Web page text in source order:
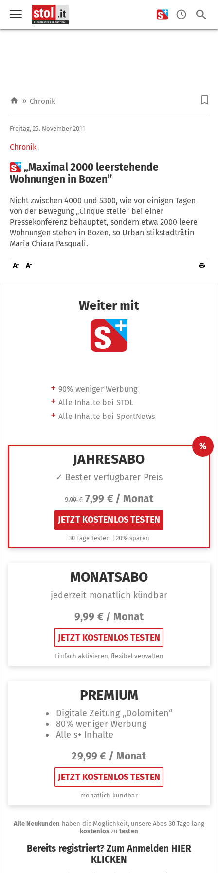
» Chronik
Chronik
Freitag, 25. November 2011
„Maximal 2000 leerstehende
Wohnungen in Bozen”
Nicht zwischen 4000 und 5300, wie vor einigen Tagen
von der Bewegung „Cinque stelle” bei einer
Pressekonferenz behauptet, sondern etwa 2000 leere
Wohnungen stehen in Bozen, so Urbanistikstadträtin
Maria Chiara Pasquali.